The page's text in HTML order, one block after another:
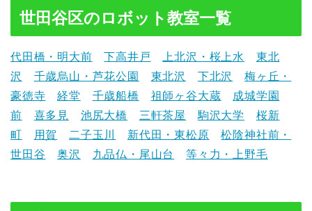
世田谷区のロボット教室一覧
代田橋・明大前 下高井戸 上北沢・桜上水
東北
沢
千歳烏山・芦花公園 東北沢 下北沢
梅ヶ丘・
豪徳寺
経堂 千歳船橋 祖師ヶ谷大蔵
成城学園
前
喜多見 池尻大橋 三軒茶屋 駒沢大学
桜新
町
用賀 二子玉川 新代田・東松原
松陰神社前・
世田谷
奥沢 九品仏・尾山台 等々力・上野毛